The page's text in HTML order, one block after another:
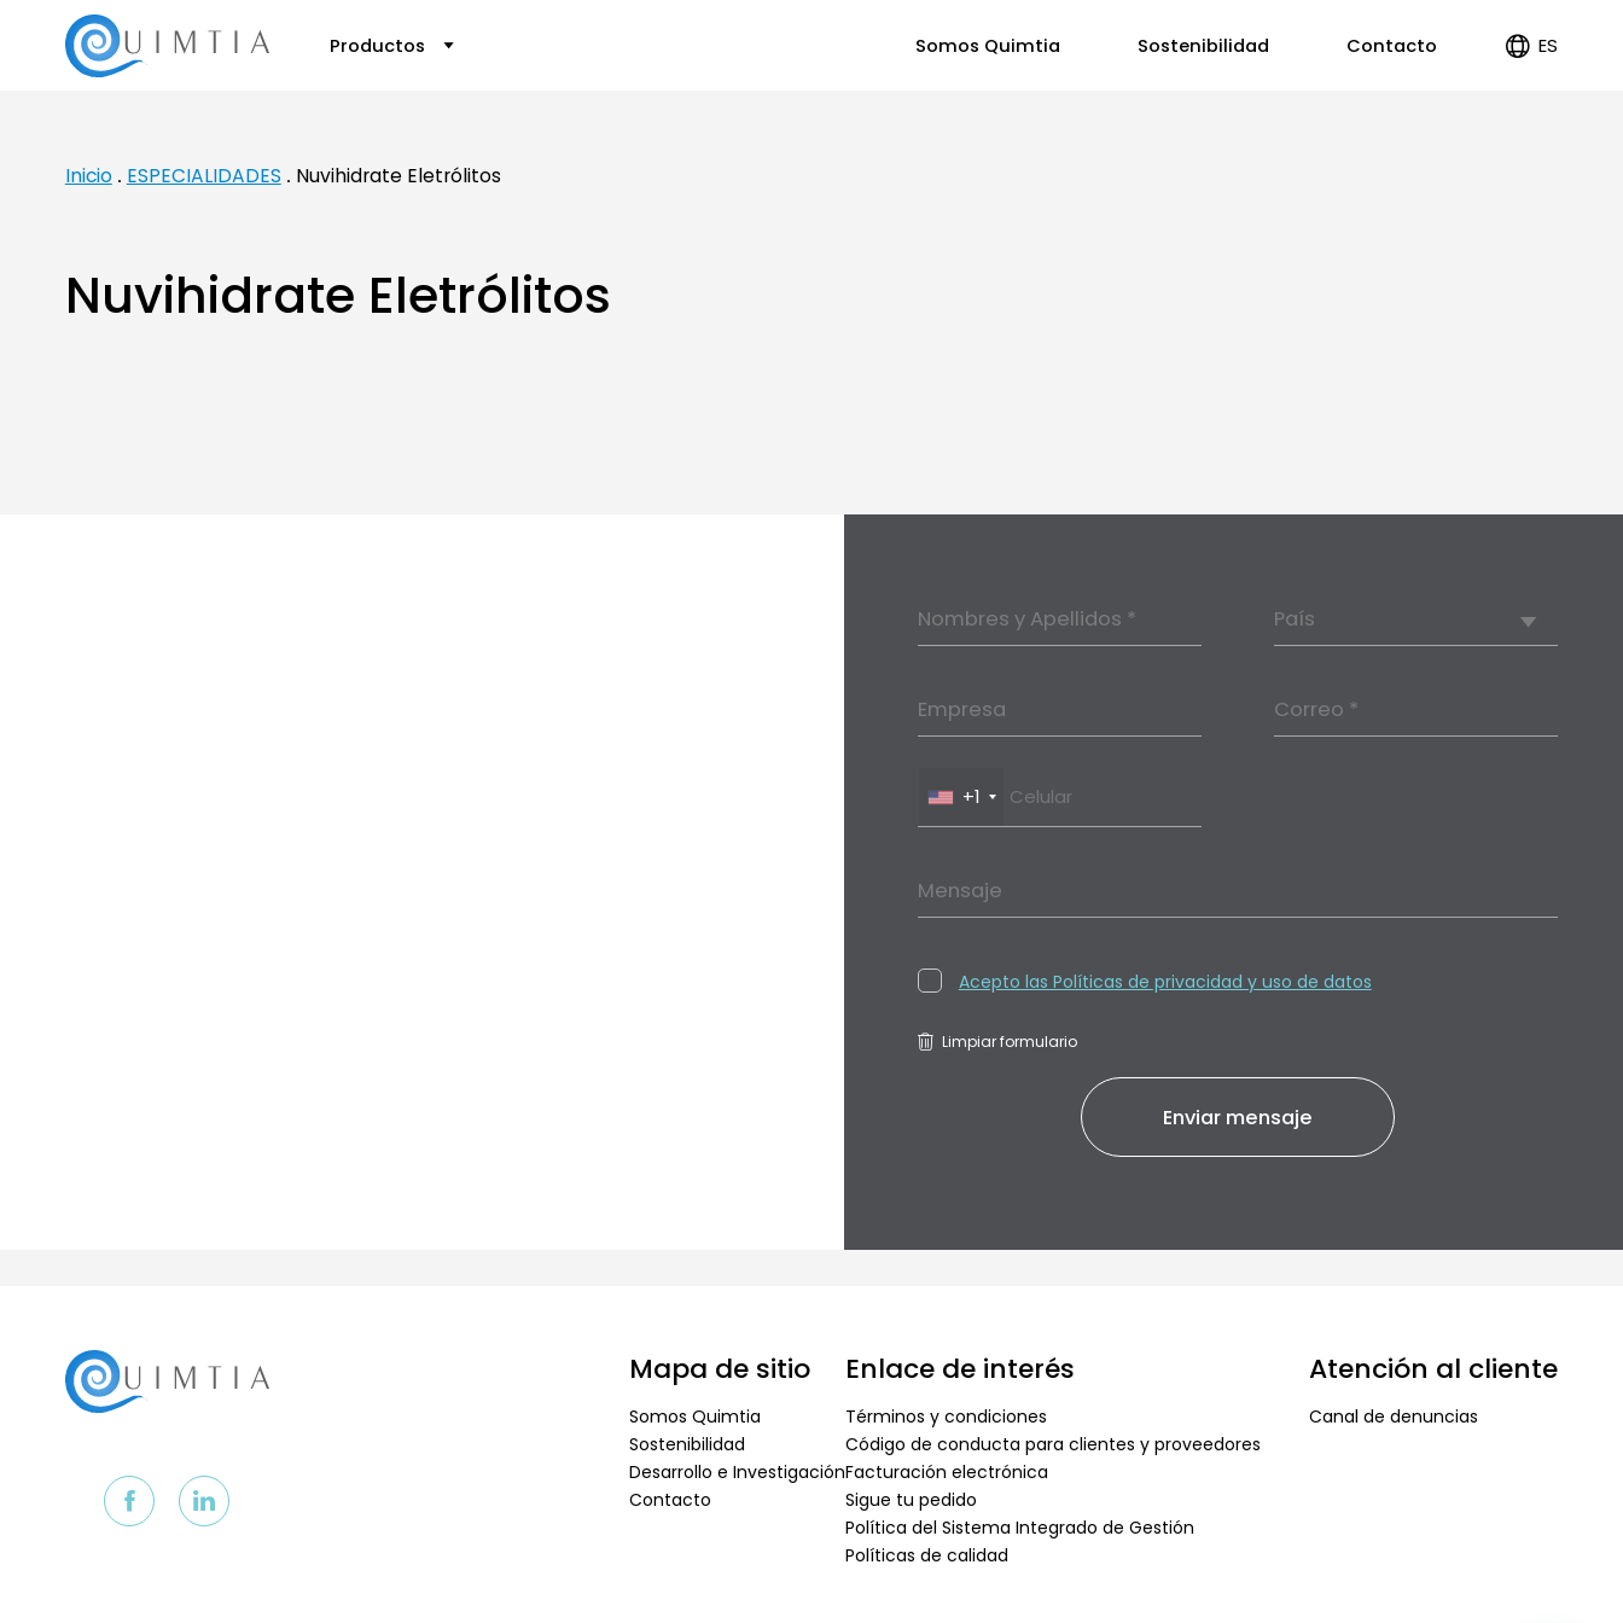
Productos Somos Quimtia Sostenibilidad Contacto ES
Inicio
ESPECIALIDADES Nuvihidrate Eletrólitos
Nuvihidrate Eletrólitos
Nombres y Apellidos * País
Empresa Correo *
+1
Mensaje
Acepto las Políticas de privacidad y uso de datos
Limpiar formulario
Mapa de sitio
Somos Quimtia
Sostenibilidad
Desarrollo e Investigación
Contacto
Enlace de interés
Términos y condiciones
Código de conducta para clientes y proveedores
Facturación electrónica
Sigue tu pedido
Política del Sistema Integrado de Gestión
Políticas de calidad
Atención al cliente
Canal de denuncias